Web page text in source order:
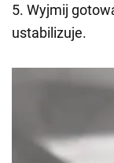
5. Wyjmij
ustabilizuje.